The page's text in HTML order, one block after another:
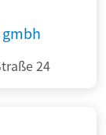
gmbh
24